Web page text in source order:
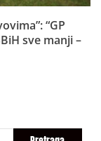
“GP
sve manji –